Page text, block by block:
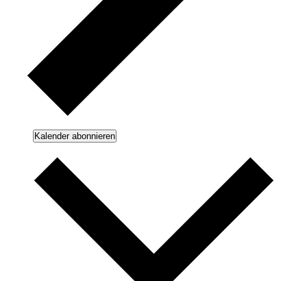
Kalender abonnieren